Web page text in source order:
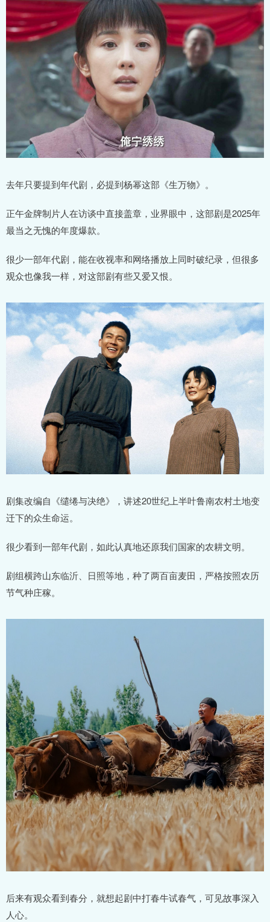
去年只要提到年代剧，必提到杨幂这部《生万物》。
正午金牌制片人在访谈中直接盖章，业界眼中，这部剧是2025年
最当之无愧的年度爆款。
很少一部年代剧，能在收视率和网络播放上同时破纪录，但很多
观众也像我一样，对这部剧有些又爱又恨。
剧集改编自《缱绻与决绝》，讲述20世纪上半叶鲁南农村土地变
迁下的众生命运。
很少看到一部年代剧，如此认真地还原我们国家的农耕文明。
剧组横跨山东临沂、日照等地，种了两百亩麦田，严格按照农历
节气种庄稼。
后来有观众看到春分，就想起剧中打春牛试春气，可见故事深入
人心。